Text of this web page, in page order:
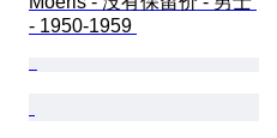
- 1950-1959